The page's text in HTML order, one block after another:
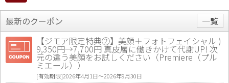
最新のクーポン
一覧
【ジモア限定特典②】美顔＋フォトフェイシャル )
9,350円→7,700円 真皮層に働きかけて代謝UP! 次
元の違う美顔をお試しください（Premiere（プル
ミエール））
[有効期限]2026年4月1日〜2026年9月30日